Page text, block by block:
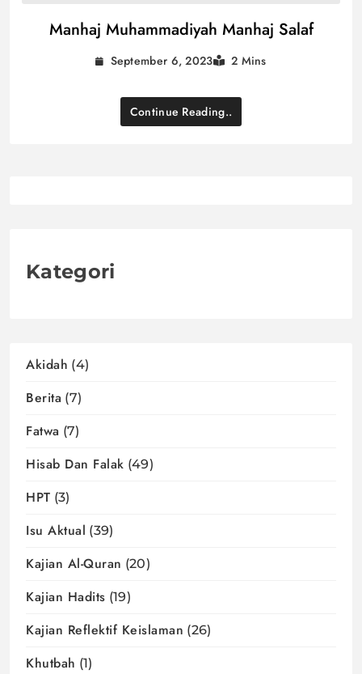
Manhaj Muhammadiyah Manhaj Salaf
September 6, 2023 2 Mins
Continue Reading..
Kategori
Akidah (4)
Berita (7)
Fatwa (7)
Hisab Dan Falak (49)
HPT (3)
Isu Aktual (39)
Kajian Al-Quran (20)
Kajian Hadits (19)
Kajian Reflektif Keislaman (26)
Khutbah (1)